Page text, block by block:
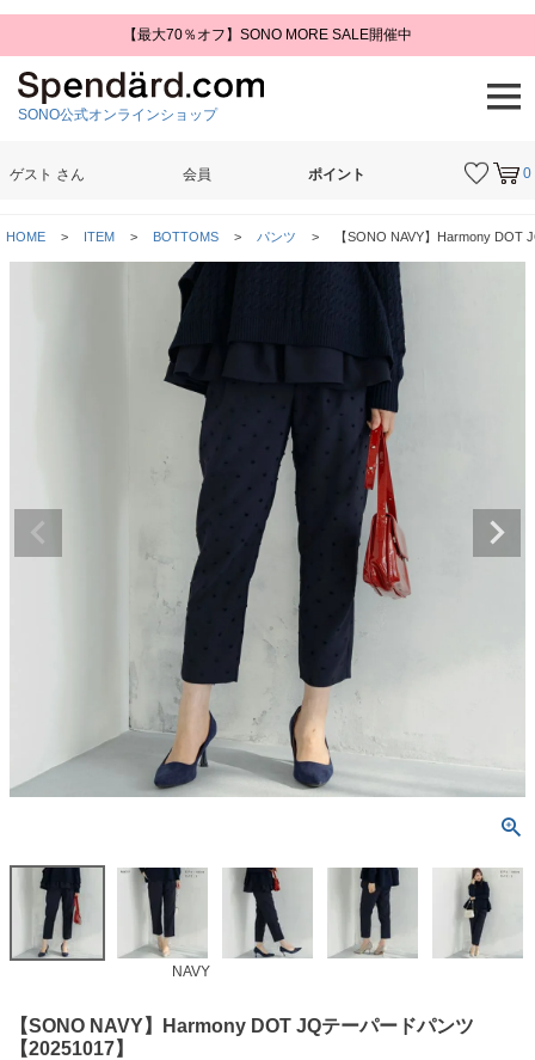
【最大70％オフ】SONO MORE SALE開催中
SONO公式オンラインショップ
0
ゲスト さん 会員 ポイント
HOME ITEM BOTTOMS パンツ 【SONO NAVY】Harmony DOT
NAVY
【SONO NAVY】Harmony DOT JQテーパードパンツ
【20251017】